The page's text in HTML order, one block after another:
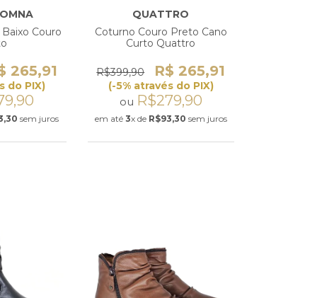
Couro
265,91
do PIX)
sem juros
QUATTRO
Coturno Couro Preto Cano
Curto Quattro
R$399,90 R$ 265,91
(-5% através do PIX)
ou R$279,90
em até 3x de R$93,30 sem juros